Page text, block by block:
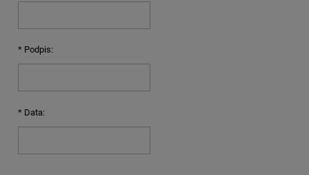
* Podpis:
* Data: